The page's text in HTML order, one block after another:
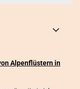
Alpenflüstern in